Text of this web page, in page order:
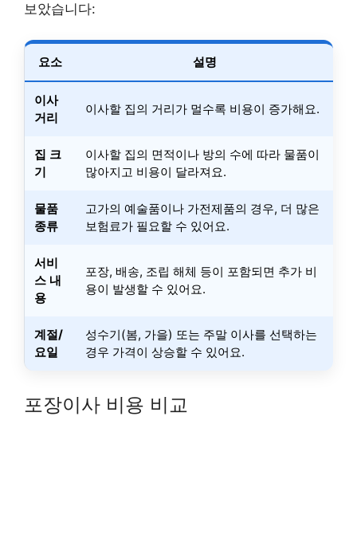
보았습니다:
요소 설명
이사
거리
이사할 집의 거리가 멀수록 비용이 증가해요.
집 크
기
이사할 집의 면적이나 방의 수에 따라 물품이
많아지고 비용이 달라져요.
물품
종류
고가의 예술품이나 가전제품의 경우, 더 많은
보험료가 필요할 수 있어요.
서비
스 내
용
포장, 배송, 조립 해체 등이 포함되면 추가 비
용이 발생할 수 있어요.
계절/
요일
성수기(봄, 가을) 또는 주말 이사를 선택하는
경우 가격이 상승할 수 있어요.
포장이사 비용 비교